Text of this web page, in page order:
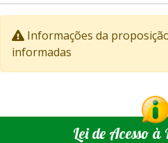
Informações da
informadas
Lei de Acesso